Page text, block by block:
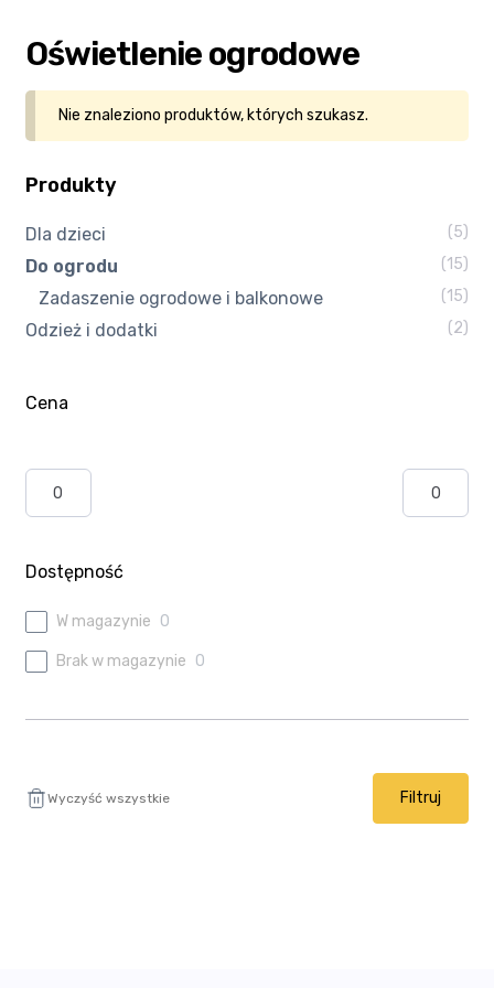
Kasa
Kontakt
Polityka prywatności
Program partnerski
Ulubione
Wysyłka i płatność
Oświetlenie ogrodowe
Nie znaleziono produktów, których szukasz.
Produkty
Dla dzieci (5)
Do ogrodu (15)
Zadaszenie ogrodowe i balkonowe (15)
Odzież i dodatki (2)
Cena
Dostępność
W magazynie 0
Brak w magazynie 0
Filtruj
Wyczyść wszystkie